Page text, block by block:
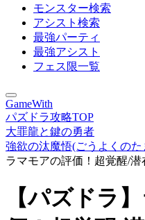
モンスター検索
アシスト検索
最強パーティ
最強アシスト
フェス限一覧
GameWith
パズドラ攻略TOP
大罪龍と鍵の勇者
強欲の汰魔悟(ごうよくのた
ラマモアの評価！超覚醒/
【パズドラ